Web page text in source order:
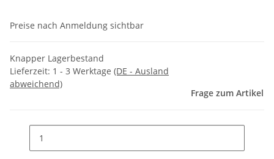
Preise nach Anmeldung sichtbar
Knapper Lagerbestand
Lieferzeit: 1 - 3 Werktage (DE - Ausland
abweichend)
Frage zum Artikel